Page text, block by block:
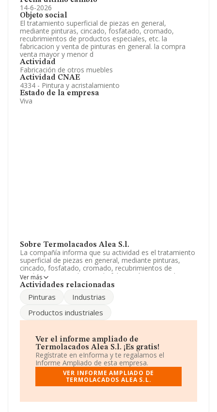
14-6-2026
Objeto social
El tratamiento superficial de piezas en general,
mediante pinturas, cincado, fosfatado, cromado,
recubrimientos de productos especiales, etc. la
fabricacion y venta de pinturas en general. la compra
venta mayor y menor d
Actividad
Fabricación de otros muebles
Actividad CNAE
4334 - Pintura y acristalamiento
Estado de la empresa
Viva
Sobre Termolacados Alea S.l.
La compañía informa que su actividad es el tratamiento
superficial de piezas en general, mediante pinturas,
cincado, fosfatado, cromado, recubrimientos de
productos especiales, etc. la fabricación y venta de
pinturas en general. la compra venta mayor y menor d.
Tiene CNAE: 3100 - '%cnae%'. La compañía no tiene
Según la Recomendación 2003/361/CE de la Comisión,
microempresas, pequeñas y medianas empresas, la
compañía entra en la categoría de microempresas. En
cuanto al rendimiento de la compañía en 2024,
comparado con el año anterior, el total de ventas
registradas ha sido igual que el año anterior. No ha
habido variación en cuanto al número de empleados
con respecto al 2023 y teniendo en cuenta la
un número de empleados por debajo de la media de
Ver más
Actividades relacionadas
Pinturas
Industrias
Productos industriales
Ver el informe ampliado de
Termolacados Alea S.l. ¡Es gratis!
Regístrate en eInforma y te regalamos el
Informe Ampliado de esta empresa.
VER INFORME AMPLIADO DE
TERMOLACADOS ALEA S.L.